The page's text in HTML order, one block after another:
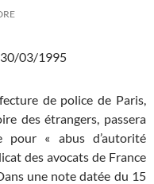
30/03/1995
de police de Paris,
des étrangers, passera
pour « abus d’autorité
des avocats de France
une note datée du 15